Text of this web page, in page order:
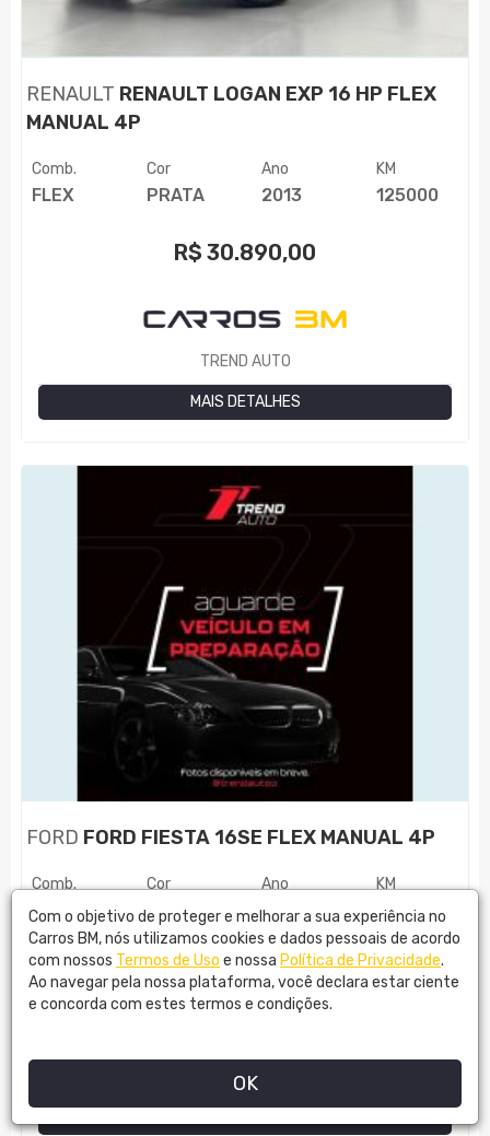
RENAULT RENAULT LOGAN EXP 16 HP FLEX
MANUAL 4P
Comb.
FLEX
Cor
PRATA
Ano
2013
KM
125000
R$ 30.890,00
TREND AUTO
MAIS DETALHES
FORD FORD FIESTA 16SE FLEX MANUAL 4P
Comb.
FLEX
Cor
PRATA
Ano
2017
KM
45800
R$53.890,00
TREND AUTO
Com o objetivo de proteger e melhorar a sua experiência no
Carros BM, nós utilizamos cookies e dados pessoais de acordo
com nossos Termos de Uso e nossa Política de Privacidade.
Ao navegar pela nossa plataforma, você declara estar ciente
e concorda com estes termos e condições.
OK